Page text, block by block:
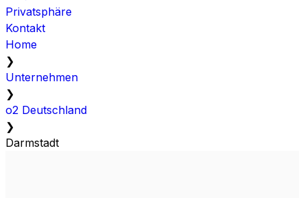
Privatsphäre
Kontakt
Home
❯
Unternehmen
❯
o2 Deutschland
❯
Darmstadt